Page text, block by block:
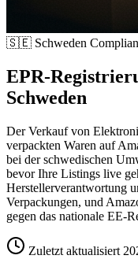
🇸🇪 Schweden
EPR-
Schweden
Der Verkauf von
verpackten Waren auf
bei der schwedischen
bevor Ihre Listings live
Herstellerverantwortung
Verpackungen, und
gegen das nationale EE-
Zuletzt aktualisiert